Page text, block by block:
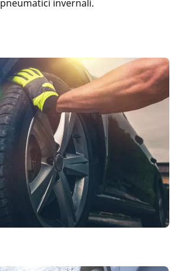
pneumatici invernali.